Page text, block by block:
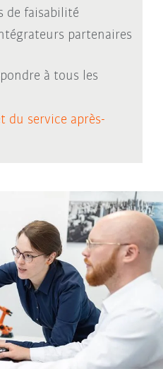
de faisabilité
partenaires
à tous les
du service après-